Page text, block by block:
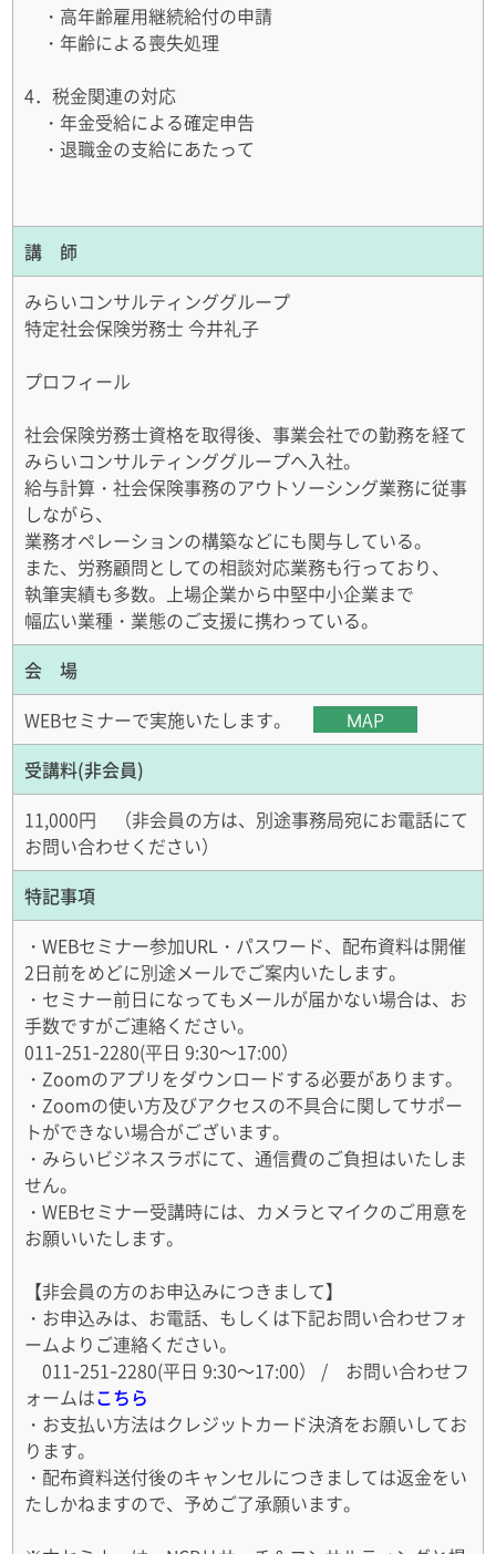
・高年齢雇用継続給付の申請
・年齢による喪失処理
4．税金関連の対応
・年金受給による確定申告
・退職金の支給にあたって
講 師
みらいコンサルティンググループ
特定社会保険労務士 今井礼子
プロフィール
社会保険労務士資格を取得後、事業会社での勤務を経て
みらいコンサルティンググループへ入社。
給与計算・社会保険事務のアウトソーシング業務に従事
しながら、
業務オペレーションの構築などにも関与している。
また、労務顧問としての相談対応業務も行っており、
執筆実績も多数。上場企業から中堅中小企業まで
幅広い業種・業態のご支援に携わっている。
会 場
WEBセミナーで実施いたします。
MAP
受講料(非会員)
11,000円 （非会員の方は、別途事務局宛にお電話にて
お問い合わせください）
特記事項
・WEBセミナー参加URL・パスワード、配布資料は開催
2日前をめどに別途メールでご案内いたします。
・セミナー前日になってもメールが届かない場合は、お
手数ですがご連絡ください。
011-251-2280(平日 9:30～17:00）
・Zoomのアプリをダウンロードする必要があります。
・Zoomの使い方及びアクセスの不具合に関してサポー
トができない場合がございます。
・みらいビジネスラボにて、通信費のご負担はいたしま
せん。
・WEBセミナー受講時には、カメラとマイクのご用意を
お願いいたします。
【非会員の方のお申込みにつきまして】
・お申込みは、お電話、もしくは下記お問い合わせフォ
ームよりご連絡ください。
011-251-2280(平日 9:30～17:00） / お問い合わせフ
ォームはこちら
・お支払い方法はクレジットカード決済をお願いしてお
ります。
・配布資料送付後のキャンセルにつきましては返金をい
たしかねますので、予めご了承願います。